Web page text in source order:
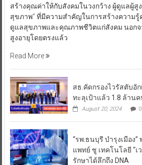
สร้างคุณค่าให้กับสังคมในวงกว้าง ผู้ดูแลผู้สูง
สุขภาพ” ที่มีความสำคัญในการสร้างความรู้
ดูแลสุขภาพและคุณภาพชีวิตแก่สังคม นอก
สูงอายุโดยตรงแล้ว
Read More
สธ.คัดกรองไวรัสตับอั
ทะลุเป้าแล้ว 1.8 ล้าน
August 20, 2024 0
“รพ.ธนบุรี บำรุงเมือง
แพทย์ ชู เทคโนโลยี “
รักษาได้ลึกถึง DNA